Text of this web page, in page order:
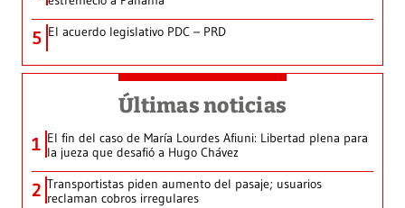
5 El acuerdo legislativo PDC – PRD
Últimas noticias
1 El fin del caso de María Lourdes Afiuni: Libertad plena para
la jueza que desafió a Hugo Chávez
2 Transportistas piden aumento del pasaje; usuarios
reclaman cobros irregulares